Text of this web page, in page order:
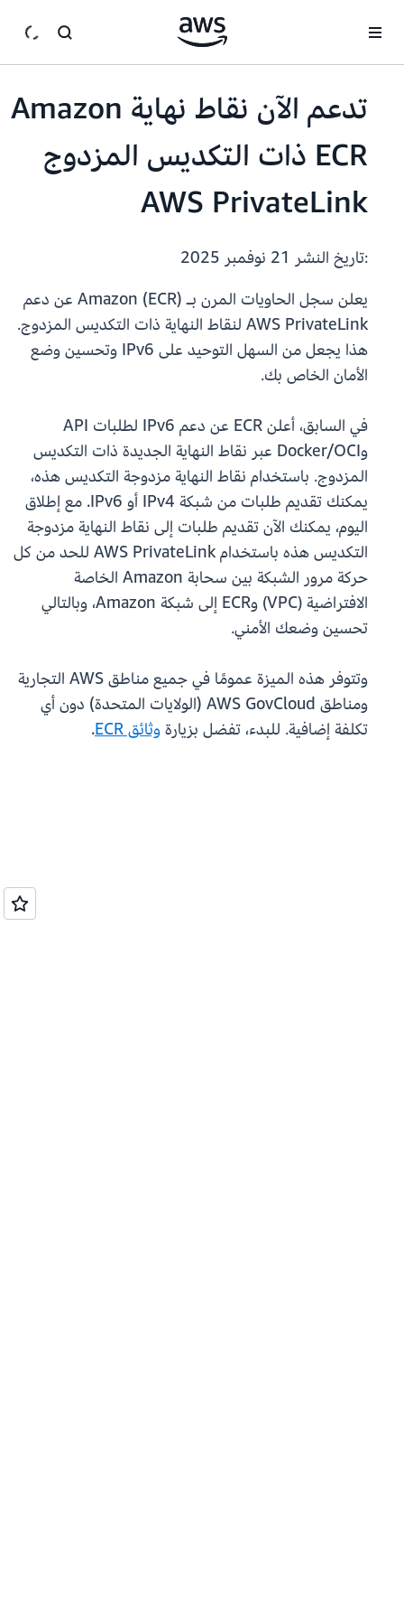
تدعم الآن نقاط نهاية Amazon
ECR ذات التكديس المزدوج
AWS PrivateLink
:تاريخ النشر
يعلن سجل الحاويات المرن بـ Amazon (ECR) عن دعم
AWS PrivateLink لنقاط النهاية ذات التكديس المزدوج.
هذا يجعل من السهل التوحيد على IPv6 وتحسين وضع
الأمان الخاص بك.
في السابق، أعلن ECR عن دعم IPv6 لطلبات API
وDocker/OCI عبر نقاط النهاية الجديدة ذات التكديس
المزدوج. باستخدام نقاط النهاية مزدوجة التكديس هذه،
يمكنك تقديم طلبات من شبكة IPv4 أو IPv6. مع إطلاق
اليوم، يمكنك الآن تقديم طلبات إلى نقاط النهاية مزدوجة
التكديس هذه باستخدام AWS PrivateLink للحد من كل
حركة مرور الشبكة بين سحابة Amazon الخاصة
الافتراضية (VPC) وECR إلى شبكة Amazon، وبالتالي
تحسين وضعك الأمني.
وتتوفر هذه الميزة عمومًا في جميع مناطق AWS التجارية
ومناطق AWS GovCloud (الولايات المتحدة) دون أي
تكلفة إضافية. للبدء، تفضل بزيارةوثائق ECR .